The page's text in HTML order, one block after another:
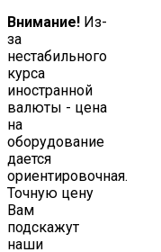
Внимание! Из-
за
нестабильного
курса
иностранной
валюты - цена
на
оборудование
дается
ориентировочная.
Точную цену
Вам
подскажут
наши